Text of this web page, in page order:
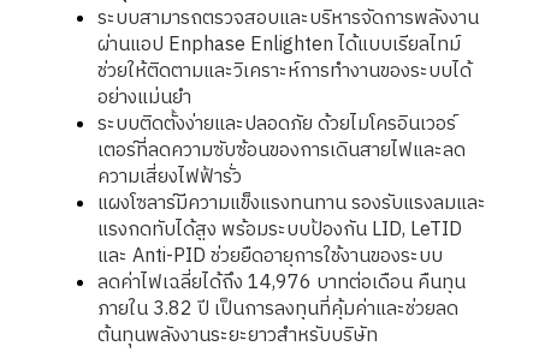
ระบบสามารถตรวจสอบและบริหารจัดการพลังงาน
ผ่านแอป Enphase Enlighten ได้แบบเรียลไทม์
ช่วยให้ติดตามและวิเคราะห์การทำงานของระบบได้
อย่างแม่นยำ
ระบบติดตั้งง่ายและปลอดภัย ด้วยไมโครอินเวอร์
เตอร์ที่ลดความซับซ้อนของการเดินสายไฟและลด
ความเสี่ยงไฟฟ้ารั่ว
แผงโซลาร์มีความแข็งแรงทนทาน รองรับแรงลมและ
แรงกดทับได้สูง พร้อมระบบป้องกัน LID, LeTID
และ Anti-PID ช่วยยืดอายุการใช้งานของระบบ
ลดค่าไฟเฉลี่ยได้ถึง 14,976 บาทต่อเดือน คืนทุน
ภายใน 3.82 ปี เป็นการลงทุนที่คุ้มค่าและช่วยลด
ต้นทุนพลังงานระยะยาวสำหรับบริษัท